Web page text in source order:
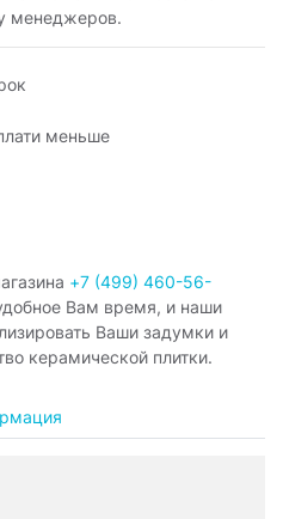
менеджеров.
меньше
+7 (499) 460-56-
Вам время, и наши
Ваши задумки и
керамической плитки.